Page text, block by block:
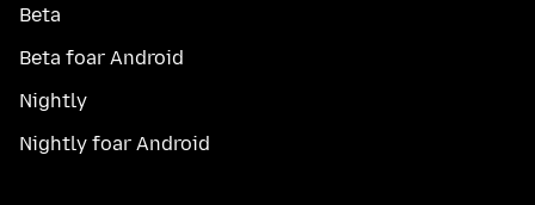
Beta
Beta foar Android
Nightly
Nightly foar Android